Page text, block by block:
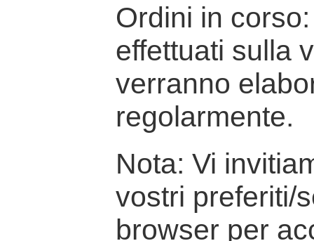
Ordini in
effettuati sulla
verranno
regolarmente.
Nota: Vi
vostri preferiti/
browser per